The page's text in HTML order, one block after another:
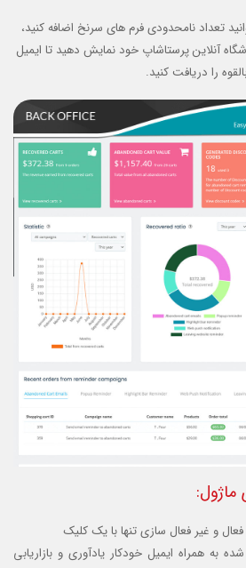
تعداد نامحدودی فرم های سرنخ اضافه کنید،
آنلاین پرستاشاپ خود نمایش دهید تا ایمیل
را دریافت کنید.
ماژول:
و غیر فعال سازی تنها با یک کلیک
شده به همراه ایمیل خودکار یادآوری و بازاریابی